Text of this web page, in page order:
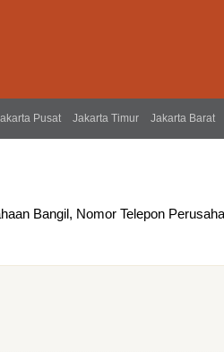
Pusat Jakarta Timur Jakarta Barat
Bangil, Nomor Telepon